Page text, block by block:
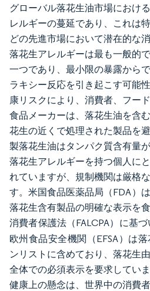
グローバル落花生油市場におけ
レルギーの蔓延であり、これは
どの先進市場において潜在的な
落花生アレルギーは最も一般的
一つであり、最小限の暴露から
ラキシー反応を引き起こす可能
康リスクにより、消費者、フー
食品メーカーは、落花生油を含
花生の近くで処理された製品を
製落花生油はタンパク質含有量
落花生アレルギーを持つ個人に
れていますが、規制機関は厳格
す。米国食品医薬品局（FDA）
落花生含有製品の明確な表示を
消費者保護法（FALCPA）に基
欧州食品安全機関（EFSA）は
ンリストに含めており、落花生
全体での必須表示を要求してい
健康上の懸念は、世界中の消費